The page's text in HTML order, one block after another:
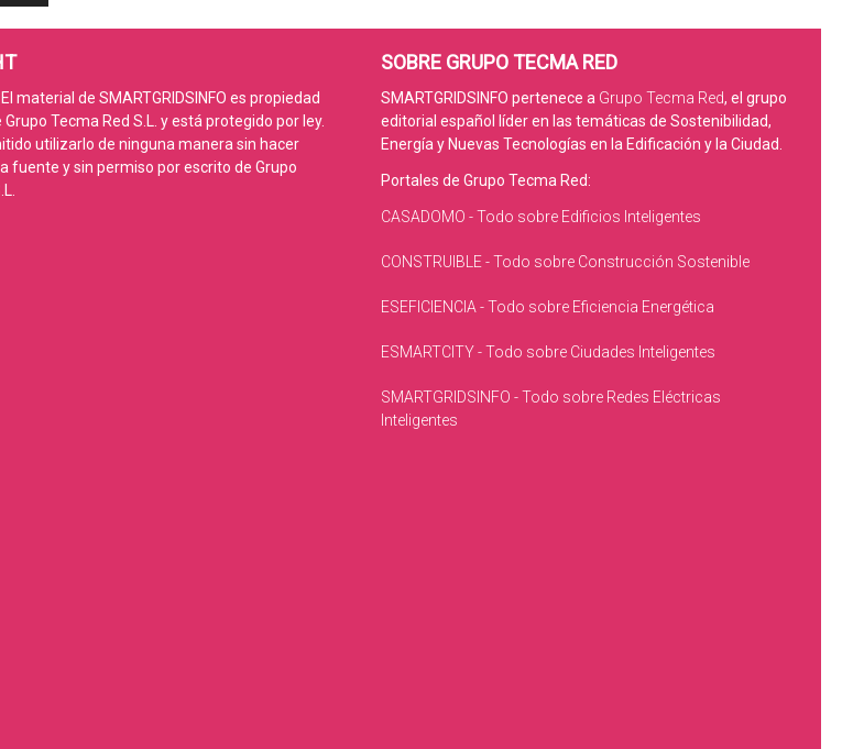
material de SMARTGRIDSINFO es propiedad
Tecma Red S.L. y está protegido por ley.
utilizarlo de ninguna manera sin hacer
fuente y sin permiso por escrito de Grupo
SOBRE GRUPO TECMA RED
SMARTGRIDSINFO pertenece a Grupo Tecma Red, el grupo
editorial español líder en las temáticas de Sostenibilidad,
Energía y Nuevas Tecnologías en la Edificación y la Ciudad.
Portales de Grupo Tecma Red:
CASADOMO - Todo sobre Edificios Inteligentes
CONSTRUIBLE - Todo sobre Construcción Sostenible
ESEFICIENCIA - Todo sobre Eficiencia Energética
ESMARTCITY - Todo sobre Ciudades Inteligentes
SMARTGRIDSINFO - Todo sobre Redes Eléctricas
Inteligentes